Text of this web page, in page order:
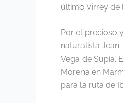
último Virrey de
Por el precioso
naturalista
Vega de Supía.
Morena en
para la ruta de